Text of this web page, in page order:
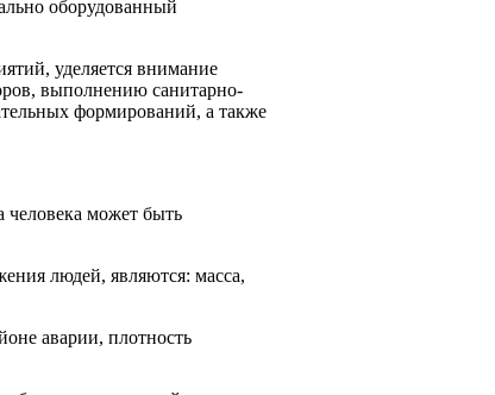
оборудованный
уделяется внимание
выполнению санитарно-
формирований, а также
человека может быть
людей, являются: масса,
аварии, плотность